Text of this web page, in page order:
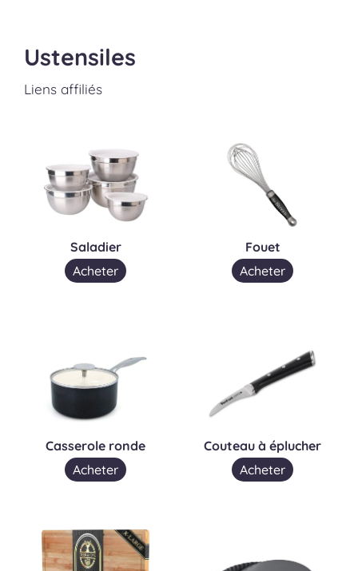
Ustensiles
Liens affiliés
Saladier
Acheter
Fouet
Acheter
Casserole ronde
Acheter
Couteau à éplucher
Acheter